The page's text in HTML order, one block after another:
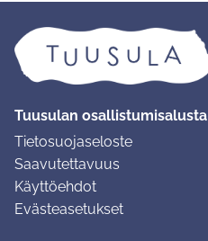
Tuusulan osallistumisalusta
Tietosuojaseloste
Saavutettavuus
Käyttöehdot
Evästeasetukset